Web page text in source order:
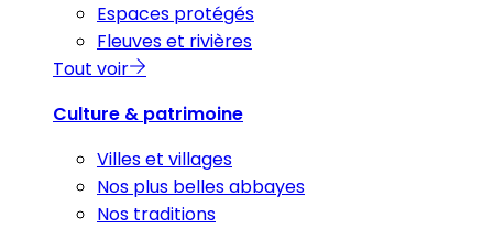
Espaces protégés
Fleuves et rivières
Tout voir
Culture & patrimoine
Villes et villages
Nos plus belles abbayes
Nos traditions